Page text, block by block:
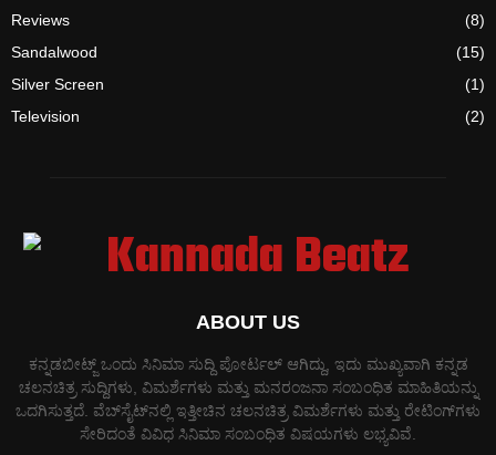
Reviews
(8)
Sandalwood
(15)
Silver Screen
(1)
Television
(2)
ABOUT US
ಕನ್ನಡಬೀಟ್ಜ್ ಒಂದು ಸಿನಿಮಾ ಸುದ್ದಿ ಪೋರ್ಟಲ್ ಆಗಿದ್ದು, ಇದು ಮುಖ್ಯವಾಗಿ ಕನ್ನಡ
ಚಲನಚಿತ್ರ ಸುದ್ದಿಗಳು, ವಿಮರ್ಶೆಗಳು ಮತ್ತು ಮನರಂಜನಾ ಸಂಬಂಧಿತ ಮಾಹಿತಿಯನ್ನು
ಒದಗಿಸುತ್ತದೆ. ವೆಬ್‌ಸೈಟ್‌ನಲ್ಲಿ ಇತ್ತೀಚಿನ ಚಲನಚಿತ್ರ ವಿಮರ್ಶೆಗಳು ಮತ್ತು ರೇಟಿಂಗ್‌ಗಳು
ಸೇರಿದಂತೆ ವಿವಿಧ ಸಿನಿಮಾ ಸಂಬಂಧಿತ ವಿಷಯಗಳು ಲಭ್ಯವಿವೆ.